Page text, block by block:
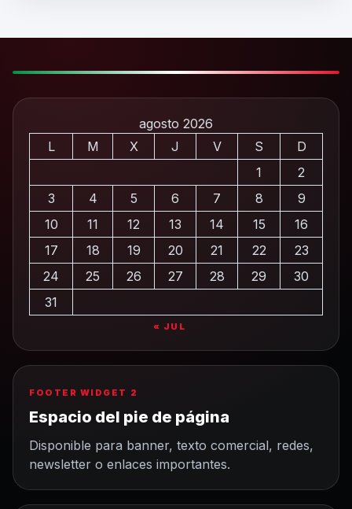
agosto 2026
L
M X J V S
D
1
2
3
4 5 6 7 8
9
10
11 12 13 14 15
16
17
18 19 20 21 22
23
24
25 26 27 28 29
30
31
« JUL
FOOTER WIDGET 2
Espacio del pie de página
Disponible para banner, texto comercial, redes,
newsletter o enlaces importantes.